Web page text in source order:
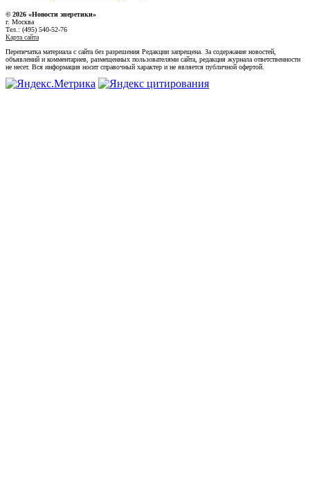
© 2026 «Новости энеретики»
г. Москва
Тел.: (495) 540-52-76
Карта сайта
Перепечатка материала с сайта без разрешения Редакции запрещена. За содержание новостей,
объявлений и комментариев, размещенных пользователями сайта, редакция журнала ответственности
не несет. Вся информация носит справочный характер и не является публичной офертой.